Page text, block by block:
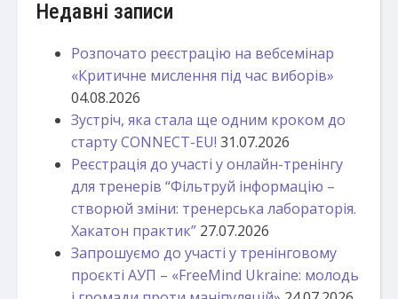
Недавні записи
Розпочато реєстрацію на вебсемінар
«Критичне мислення під час виборів»
04.08.2026
Зустріч, яка стала ще одним кроком до
старту CONNECT-EU! 31.07.2026
Реєстрація до участі у онлайн-тренінгу
для тренерів “Фільтруй інформацію –
створюй зміни: тренерська лабораторія.
Хакатон практик” 27.07.2026
Запрошуємо до участі у тренінговому
проєкті АУП – «FreeMind Ukraine: молодь